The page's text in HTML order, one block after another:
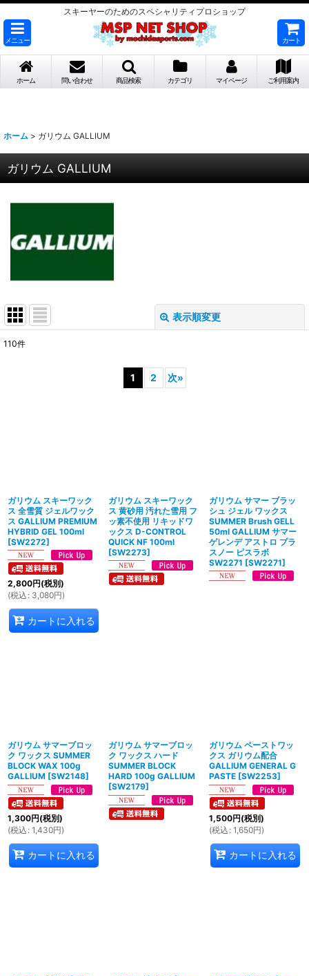
スキーヤーのためのスペシャリティプロショップ
メニュー カート
ホーム 問い合わせ 商品検索 カテゴリ マイページ ご利用案内
ホーム > ガリウム GALLIUM
ガリウム GALLIUM
表示順変更
110件
1 2 次»
ガリウム スキーワック
ス 全雪質 ジェルワック
ス GALLIUM PREMIUM
HYBRID GEL 100ml
[SW2272]
2,800円(税別)
(税込 : 3,080円)
カートに入れる
ガリウム スキーワック
ス 黄砂用 汚れた雪用 フ
ッ素不使用 リキッドワ
ックス D-CONTROL
QUICK NF 100ml
[SW2273]
ガリウム サマー ブラッ
シュ ジェル ワックス
SUMMER Brush GELL
50ml GALLIUM サマー
ゲレンデ アストロ プラ
スノー ピスラボ
SW2271 [SW2271]
ガリウム サマーブロッ
ク ワックス SUMMER
BLOCK WAX 100g
GALLIUM [SW2148]
1,300円(税別)
(税込 : 1,430円)
カートに入れる
ガリウム サマーブロッ
ク ワックス ハード
SUMMER BLOCK
HARD 100g GALLIUM
[SW2179]
ガリウム ペーストワッ
クス ガリウム配合
GALLIUM GENERAL G
PASTE [SW2253]
1,500円(税別)
(税込 : 1,650円)
カートに入れる